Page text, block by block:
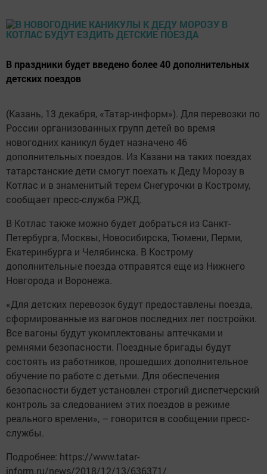
В праздники будет введено более 40 дополнительных
детских поездов
(Казань, 13 декабря, «Татар-информ»). Для перевозки по
России организованных групп детей во время
новогодних каникул будет назначено 46
дополнительных поездов. Из Казани на таких поездах
татарстанские дети смогут поехать к Деду Морозу в
Котлас и в знаменитый терем Снегурочки в Кострому,
сообщает пресс-служба РЖД.
В Котлас также можно будет добраться из Санкт-
Петербурга, Москвы, Новосибирска, Тюмени, Перми,
Екатеринбурга и Челябинска. В Кострому
дополнительные поезда отправятся еще из Нижнего
Новгорода и Воронежа.
«Для детских перевозок будут предоставлены поезда,
сформированные из вагонов последних лет постройки.
Все вагоны будут укомплектованы аптечками и
ремнями безопасности. Поездные бригады будут
состоять из работников, прошедших дополнительное
обучение по работе с детьми. Для обеспечения
безопасности будет установлен строгий диспетчерский
контроль за следованием этих поездов в режиме
реального времени», – говорится в сообщении пресс-
службы.
Подробнее: https://www.tatar-
inform.ru/news/2018/12/13/636371/